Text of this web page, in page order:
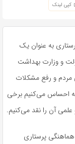
کپی لینک
به عنوان یک
و وزارت بهداشت
مردم و رفع مشکلات
احساس می‌کنیم برخی
آن را نقد می‌کنیم.
پرستاری